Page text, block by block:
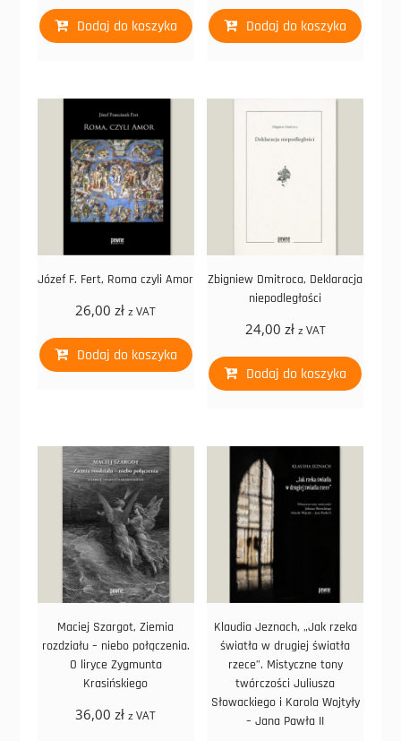
Dodaj do koszyka Dodaj do koszyka
Józef F. Fert, Roma czyli Amor
26,00zł z VAT
Dodaj do koszyka
Zbigniew Dmitroca, Deklaracja
niepodległości
24,00 zł z VAT
Dodaj do koszyka
Maciej Szargot, Ziemia
rozdziału – niebo połączenia.
O liryce Zygmunta
Krasińskiego
36,00zł z VAT
Klaudia Jeznach, „Jak rzeka
światła w drugiej światła
rzece”. Mistyczne tony
twórczości Juliusza
Słowackiego i Karola Wojtyły
– Jana Pawła II